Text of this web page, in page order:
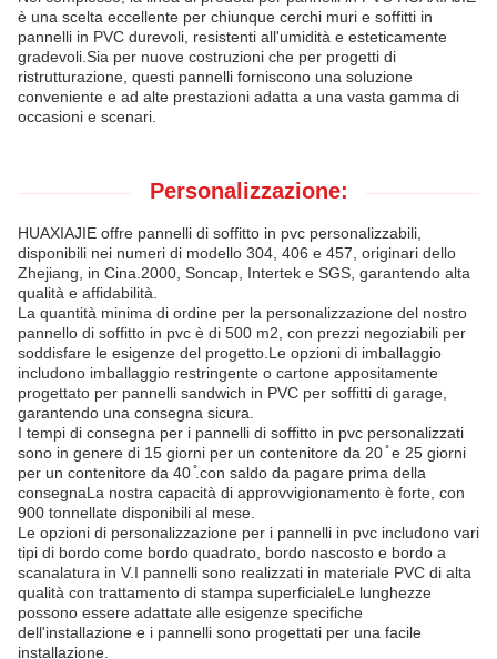
è una scelta eccellente per chiunque cerchi muri e soffitti in
pannelli in PVC durevoli, resistenti all'umidità e esteticamente
gradevoli.Sia per nuove costruzioni che per progetti di
ristrutturazione, questi pannelli forniscono una soluzione
conveniente e ad alte prestazioni adatta a una vasta gamma di
occasioni e scenari.
Personalizzazione:
HUAXIAJIE offre pannelli di soffitto in pvc personalizzabili,
disponibili nei numeri di modello 304, 406 e 457, originari dello
Zhejiang, in Cina.2000, Soncap, Intertek e SGS, garantendo alta
qualità e affidabilità.
La quantità minima di ordine per la personalizzazione del nostro
pannello di soffitto in pvc è di 500 m2, con prezzi negoziabili per
soddisfare le esigenze del progetto.Le opzioni di imballaggio
includono imballaggio restringente o cartone appositamente
progettato per pannelli sandwich in PVC per soffitti di garage,
garantendo una consegna sicura.
I tempi di consegna per i pannelli di soffitto in pvc personalizzati
sono in genere di 15 giorni per un contenitore da 20 ̊ e 25 giorni
per un contenitore da 40 ̊.con saldo da pagare prima della
consegnaLa nostra capacità di approvvigionamento è forte, con
900 tonnellate disponibili al mese.
Le opzioni di personalizzazione per i pannelli in pvc includono vari
tipi di bordo come bordo quadrato, bordo nascosto e bordo a
scanalatura in V.I pannelli sono realizzati in materiale PVC di alta
qualità con trattamento di stampa superficialeLe lunghezze
possono essere adattate alle esigenze specifiche
dell'installazione e i pannelli sono progettati per una facile
installazione.